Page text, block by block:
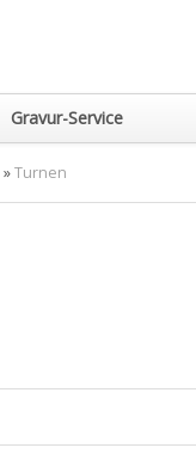
Gravur-Service
»Turnen